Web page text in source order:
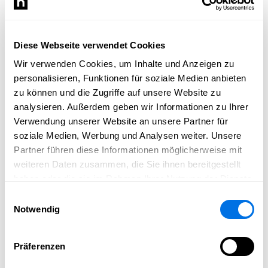
Diese Webseite verwendet Cookies
Wir verwenden Cookies, um Inhalte und Anzeigen zu
personalisieren, Funktionen für soziale Medien anbieten
zu können und die Zugriffe auf unsere Website zu
analysieren. Außerdem geben wir Informationen zu Ihrer
Verwendung unserer Website an unsere Partner für
soziale Medien, Werbung und Analysen weiter. Unsere
Partner führen diese Informationen möglicherweise mit
weiteren Daten zusammen, die Sie ihnen bereitgestellt
Notwendig
Präferenzen
kannst du an deinem Stand platzieren – auf Roll-Ups,
gelangen. Deine Daten, Produkte, Projekte und – ganz
wichtig – dein Kontakt bleiben für ihn sichtbar, auch
nach dem Marktgeschehen.
Vorbei sind die Zeiten, in denen dein Messestand nur
temporär wirkte. Mit der QR‑Code-Funktion wird dein
Auftritt digital verlängert – du bleibst präsent, erreichbar
und nachvollziehbar in der Community. Neue Kunden,
Interessenten oder Projektpartner können dich später
kontaktieren – direkt über dein Profil.
Ein Blick zurück und ein Schritt nach
Ich erinnere mich an die Tage, an denen ich